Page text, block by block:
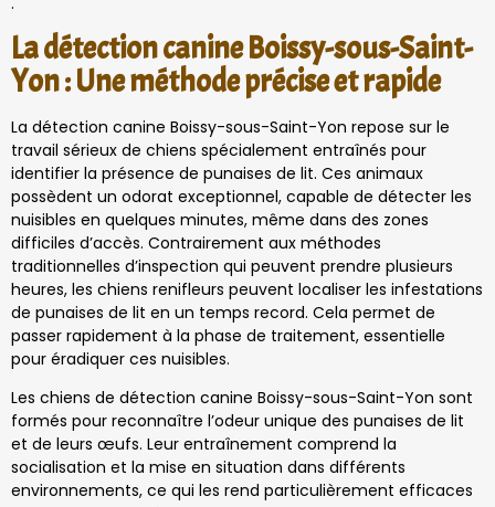
La détection canine Boissy-sous-Saint-
Yon : Une méthode précise et rapide
La détection canine Boissy-sous-Saint-Yon repose sur le
travail sérieux de chiens spécialement entraînés pour
identifier la présence de punaises de lit. Ces animaux
possèdent un odorat exceptionnel, capable de détecter les
nuisibles en quelques minutes, même dans des zones
difficiles d’accès. Contrairement aux méthodes
traditionnelles d’inspection qui peuvent prendre plusieurs
heures, les chiens renifleurs peuvent localiser les infestations
de punaises de lit en un temps record. Cela permet de
passer rapidement à la phase de traitement, essentielle
pour éradiquer ces nuisibles.
Les chiens de détection canine Boissy-sous-Saint-Yon sont
formés pour reconnaître l’odeur unique des punaises de lit
et de leurs œufs. Leur entraînement comprend la
socialisation et la mise en situation dans différents
environnements, ce qui les rend particulièrement efficaces